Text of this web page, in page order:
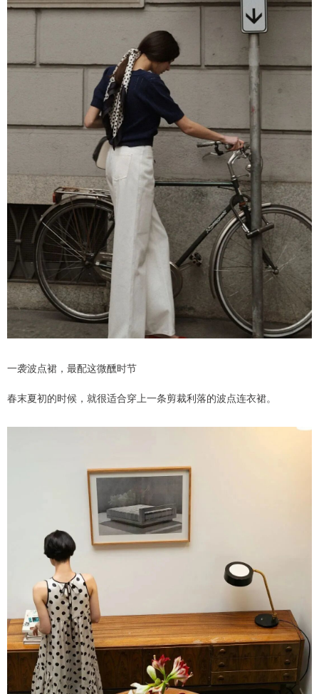
一袭波点裙，最配这微醺时节
春末夏初的时候，就很适合穿上一条剪裁利落的波点连衣裙。